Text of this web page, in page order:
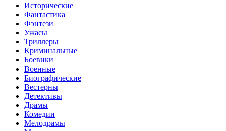
Исторические
Фантастика
Фэнтези
Ужасы
Триллеры
Криминальные
Боевики
Военные
Биографические
Вестерны
Детективы
Драмы
Комедии
Мелодрамы